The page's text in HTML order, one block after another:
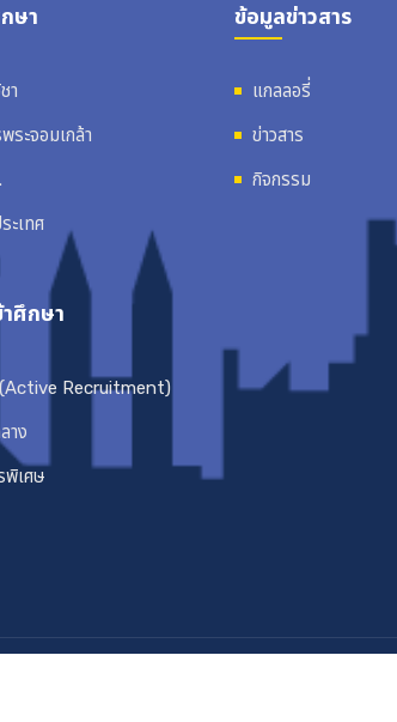
ษา
า
ระจอมเกล้า
ะเทศ
ศึกษา
Recruitment)
าง
พิเศษ
ข้อมูลข่าวสาร
แกลลอรี่
ข่าวสาร
กิจกรรม